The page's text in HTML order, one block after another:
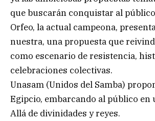
que buscarán conquistar al
Orfeo, la actual campeona,
nuestra, una propuesta que
como escenario de resistencia,
celebraciones colectivas.
Unasam (Unidos del Samba)
Egipcio, embarcando al público en
Allá de divinidades y reyes.